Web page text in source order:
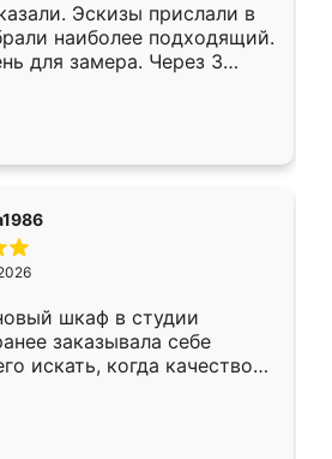
Эскизы прислали в
наиболее подходящий.
для замера. Через 3
уже готова. Остались
Спасибо Ренессанс
работу!
шкаф в студии
заказывала себе
искать, когда качеством
Служит кухня уже почти
нет.